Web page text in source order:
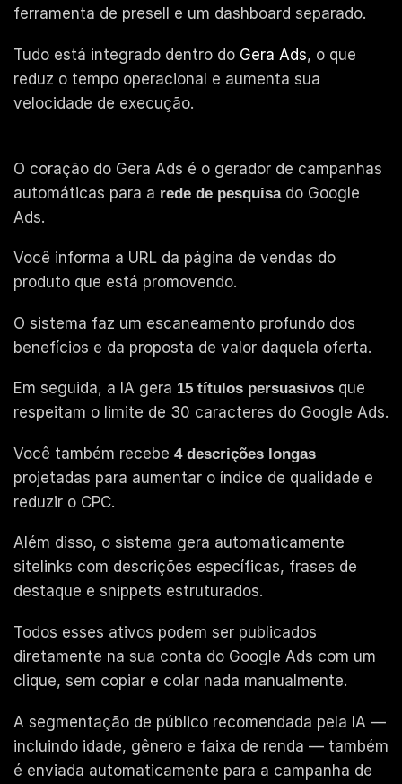
ferramenta de presell e um dashboard separado.
Tudo está integrado dentro do Gera Ads, o que
reduz o tempo operacional e aumenta sua
velocidade de execução.
O coração do Gera Ads é o gerador de campanhas
automáticas para a rede de pesquisado Google
Ads.
Você informa a URL da página de vendas do
produto que está promovendo.
O sistema faz um escaneamento profundo dos
benefícios e da proposta de valor daquela oferta.
Em seguida, a IA gera 15 títulos persuasivos que
respeitam o limite de 30 caracteres do Google Ads.
Você também recebe 4 descrições longas
projetadas para aumentar o índice de qualidade e
reduzir o CPC.
Além disso, o sistema gera automaticamente
sitelinks com descrições específicas, frases de
destaque e snippets estruturados.
Todos esses ativos podem ser publicados
diretamente na sua conta do Google Ads com um
clique, sem copiar e colar nada manualmente.
A segmentação de público recomendada pela IA —
incluindo idade, gênero e faixa de renda — também
é enviada automaticamente para a campanha de